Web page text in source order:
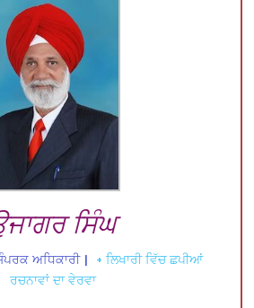
ਸਿੰਘ
ਅਧਿਕਾਰੀ |
+ ਲਿਖਾਰੀ ਵਿੱਚ ਛਪੀਆਂ
ਰਚਨਾਵਾਂ ਦਾ ਵੇਰਵਾ